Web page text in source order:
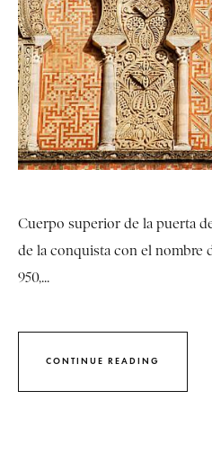
Cuerpo superior de la puerta
de la conquista con el nombre
950,...
CONTINUE READING